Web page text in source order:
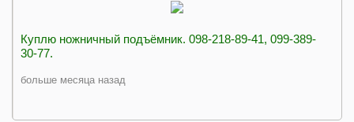
Куплю ножничный подъёмник. 098-218-89-41, 099-389-
30-77.
больше месяца назад